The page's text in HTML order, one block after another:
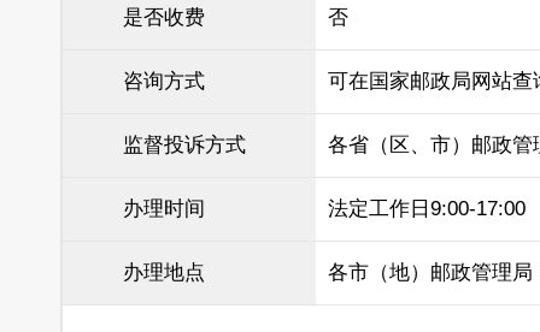
是否收费 否
咨询方式 可在国家邮政局网站查
监督投诉方式 各省（区、市）邮政管
办理时间 法定工作日9:00-17:00
办理地点 各市（地）邮政管理局